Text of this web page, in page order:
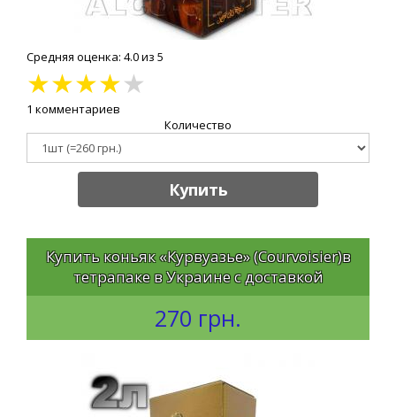
Средняя оценка: 4.0 из 5
★★★★★
1 комментариев
Количество
Купить
Купить коньяк «Курвуазье» (Courvoisier)в
тетрапаке в Украине с доставкой
270 грн.